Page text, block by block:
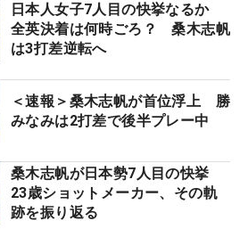
日本人女子7人目の快挙なるか
全英決着は何時ごろ？ 桑木志帆
は3打差逆転へ
＜速報＞桑木志帆が首位浮上 勝
みなみは2打差で後半プレー中
桑木志帆が日本勢7人目の快挙
23歳ショットメーカー、その軌
跡を振り返る